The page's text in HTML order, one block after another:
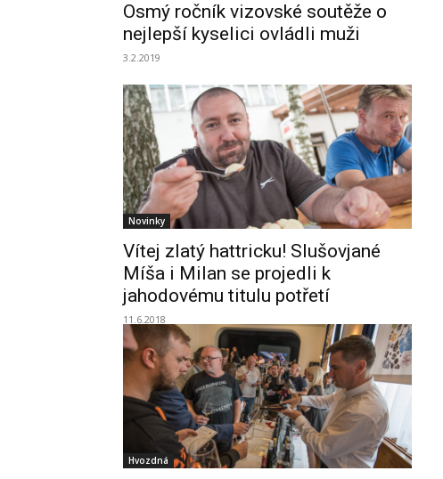
Osmý ročník vizovské soutěže o
nejlepší kyselici ovládli muži
3.2.2019
Novinky
Vítej zlatý hattricku! Slušovjané
Míša i Milan se projedli k
jahodovému titulu potřetí
11.6.2018
Hvozdná